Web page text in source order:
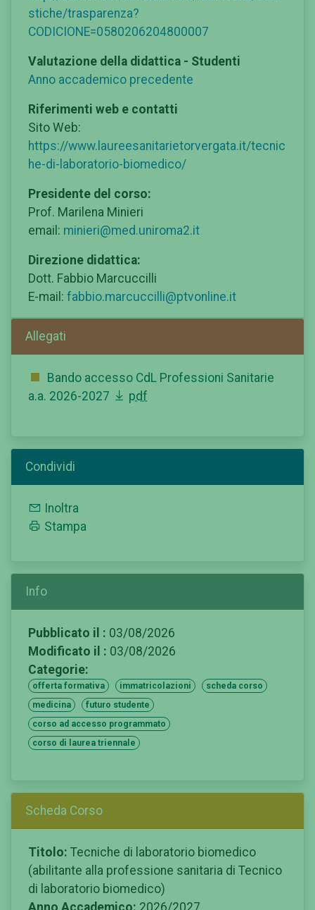
stiche/trasparenza?
CODICIONE=0580206204800007
Valutazione della didattica - Studenti
Anno accademico precedente
Riferimenti web e contatti
Sito Web:
https://www.laureesanitarietorvergata.it/tecnic
he-di-laboratorio-biomedico/
Presidente del corso:
Prof. Marilena Minieri
email: minieri@med.uniroma2.it
Direzione didattica:
Dott. Fabbio Marcuccilli
E-mail: fabbio.marcuccilli@ptvonline.it
Allegati
Bando accesso CdL Professioni Sanitarie
a.a. 2026-2027
pdf
Condividi
Inoltra
Stampa
Info
Pubblicato il : 03/08/2026
Modificato il : 03/08/2026
Categorie:
offerta formativa immatricolazioni
scheda corso
medicina
futuro studente
corso ad accesso programmato
corso di laurea triennale
Scheda Corso
Titolo: Tecniche di laboratorio biomedico
(abilitante alla professione sanitaria di Tecnico
di laboratorio biomedico)